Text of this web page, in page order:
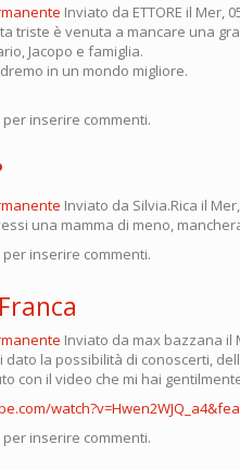
Inviato da ETTORE il Mer,
triste è venuta a mancare una
Jacopo e famiglia.
in un mondo migliore.
per inserire commenti.
Inviato da Silvia.Rica il
una mamma di meno,
per inserire commenti.
Inviato da max bazzana il
dato la possibilità di conoscerti,
con il video che mi hai
per inserire commenti.